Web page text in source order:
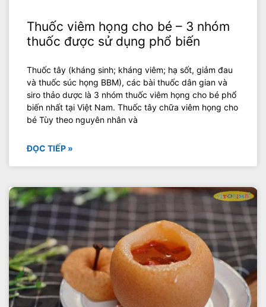
Thuốc viêm họng cho bé – 3 nhóm
thuốc được sử dụng phổ biến
Thuốc tây (kháng sinh; kháng viêm; hạ sốt, giảm đau
và thuốc súc họng BBM), các bài thuốc dân gian và
siro thảo dược là 3 nhóm thuốc viêm họng cho bé phổ
biến nhất tại Việt Nam. Thuốc tây chữa viêm họng cho
bé Tùy theo nguyên nhân và
ĐỌC TIẾP »